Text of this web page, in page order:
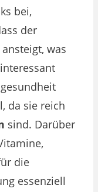
bei,
der
was
da sie reich
sind. Darüber
die
essenziell